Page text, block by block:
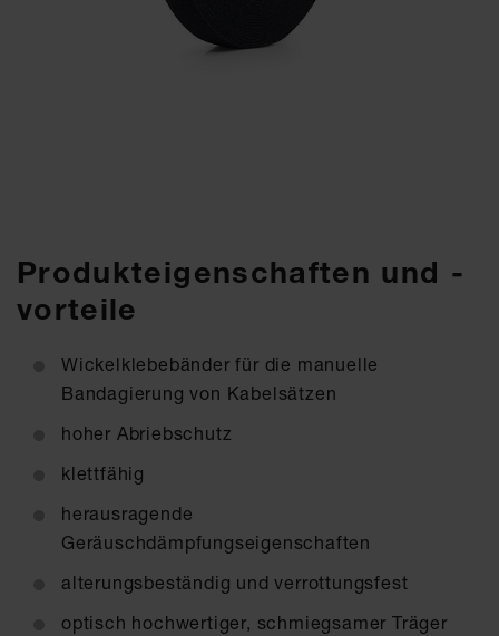
Produkteigenschaften und -
vorteile
Wickelklebebänder für die manuelle
Bandagierung von Kabelsätzen
hoher Abriebschutz
klettfähig
herausragende
Geräuschdämpfungseigenschaften
alterungsbeständig und verrottungsfest
optisch hochwertiger, schmiegsamer Träger